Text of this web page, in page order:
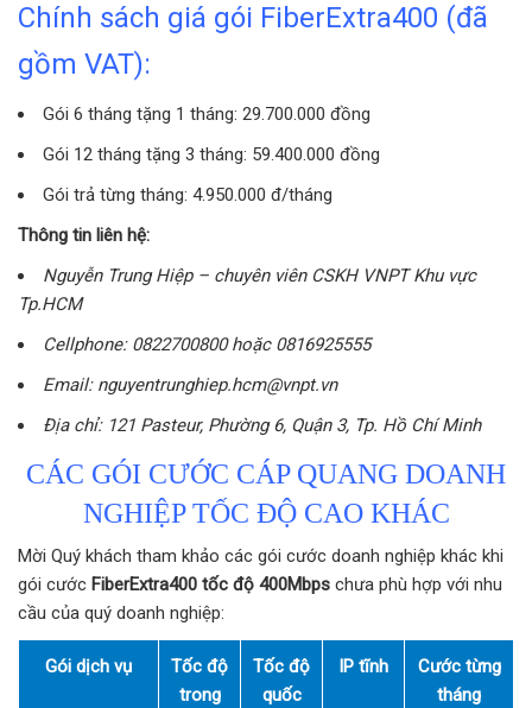
Chính sách giá gói FiberExtra400 (đã
gồm VAT):
Gói 6 tháng tặng 1 tháng: 29.700.000 đồng
Gói 12 tháng tặng 3 tháng: 59.400.000 đồng
Gói trả từng tháng: 4.950.000 đ/tháng
Thông tin liên hệ:
Nguyễn Trung Hiệp – chuyên viên CSKH VNPT Khu vực
Tp.HCM
Cellphone: 0822700800 hoặc 0816925555
Email: nguyentrunghiep.hcm@vnpt.vn
Địa chỉ: 121 Pasteur, Phường 6, Quận 3, Tp. Hồ Chí Minh
CÁC GÓI CƯỚC CÁP QUANG DOANH
NGHIỆP TỐC ĐỘ CAO KHÁC
Mời Quý khách tham khảo các gói cước doanh nghiệp khác khi
gói cước FiberExtra400 tốc độ 400Mbps chưa phù hợp với nhu
cầu của quý doanh nghiệp:
Gói dịch vụ
Tốc độ
trong
Tốc độ
quốc
IP tĩnh
Cước từng
tháng